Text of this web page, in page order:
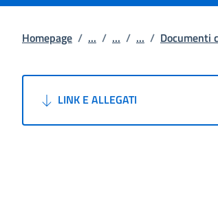
Homepage / ... / ... / ... / Documenti
LINK E ALLEGATI